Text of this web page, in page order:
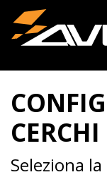
CERCHI
Seleziona